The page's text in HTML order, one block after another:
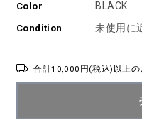
格
Color BLACK
Condition 未使用に
合計10,000円(税込)以上